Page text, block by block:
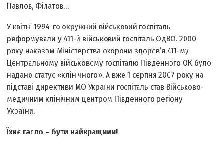
Павлов, Філатов…
У квітні 1994-го окружний військовий госпіталь
реформували у 411-й військовий госпіталь ОдВО. 2000
року наказом Міністерства охорони здоров’я 411-му
Центральному військовому госпіталю Південного ОК було
надано статус «клінічного». А вже 1 серпня 2007 року на
підставі директиви МО України госпіталь став Військово-
медичним клінічним центром Південного регіону
України.
Їхнє гасло – бути найкращими!